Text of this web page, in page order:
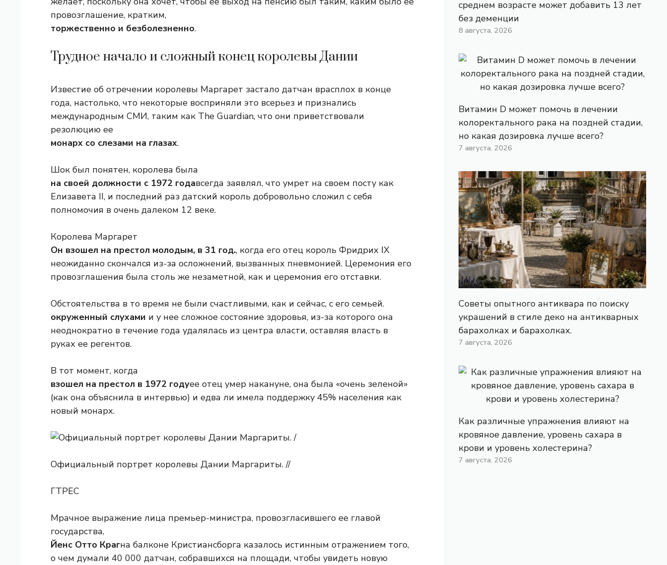
провозглашение, кратким,
торжественно и безболезненно.
Трудное начало и сложный конец королевы Дании
Известие об отречении королевы Маргарет застало датчан врасплох в конце
года, настолько, что некоторые восприняли это всерьез и признались
международным СМИ, таким как The Guardian, что они приветствовали
резолюцию ее
монарх со слезами на глазах.
Шок был понятен, королева была
на своей должности с 1972 годавсегда заявлял, что умрет на своем посту как
Елизавета II, и последний раз датский король добровольно сложил с себя
полномочия в очень далеком 12 веке.
Королева Маргарет
Он взошел на престол молодым, в 31 год., когда его отец король Фридрих IX
неожиданно скончался из-за осложнений, вызванных пневмонией. Церемония его
провозглашения была столь же незаметной, как и церемония его отставки.
Обстоятельства в то время не были счастливыми, как и сейчас, с его семьей.
окруженный слухами и у нее сложное состояние здоровья, из-за которого она
неоднократно в течение года удалялась из центра власти, оставляя власть в
руках ее регентов.
В тот момент, когда
взошел на престол в 1972 годуее отец умер накануне, она была «очень зеленой»
(как она объяснила в интервью) и едва ли имела поддержку 45% населения как
новый монарх.
Официальный портрет королевы Дании Маргариты. //
ГТРЕС
Мрачное выражение лица премьер-министра, провозгласившего ее главой
государства,
Йенс Отто Крагна балконе Кристиансборга казалось истинным отражением того,
о чем думали 40 000 датчан, собравшихся на площади, чтобы увидеть новую
среднем возрасте может добавить 13 лет
без деменции
8 августа, 2026
Витамин D может помочь в лечении
колоректального рака на поздней стадии,
но какая дозировка лучше всего?
7 августа, 2026
Советы опытного антиквара по поиску
украшений в стиле деко на антикварных
барахолках и барахолках.
7 августа, 2026
Как различные упражнения влияют на
кровяное давление, уровень сахара в
крови и уровень холестерина?
7 августа, 2026